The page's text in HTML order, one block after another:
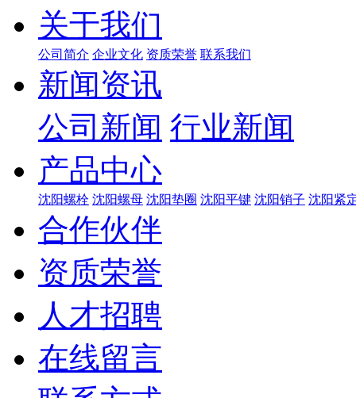
关于我们
公司简介 企业文化 资质荣誉 联系我们
新闻资讯
公司新闻 行业新闻
产品中心
沈阳螺栓 沈阳螺母 沈阳垫圈 沈阳平键 沈阳销子 沈阳紧
合作伙伴
资质荣誉
人才招聘
在线留言